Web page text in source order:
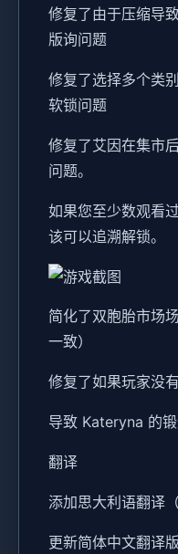
修复了由于压缩导
版询问题
修复了选择多个类
软锁问题
修复了艾因在集市
问题。
如果您至少数观看
该可以追溯解锁。
简化了双胞胎市场
一致）
修复了如果玩家没
导致 Kateryna 的
翻译
添加思大利语翻译
更新简体中文翻译